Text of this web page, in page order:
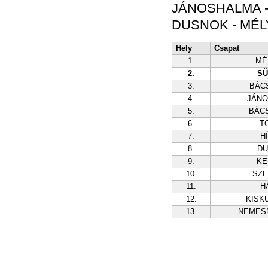
JÁNOSHALMA
DUSNOK -
Hely
Csapat
1.
2.
3.
4.
5.
6.
7.
8.
9.
10.
11.
12.
13.